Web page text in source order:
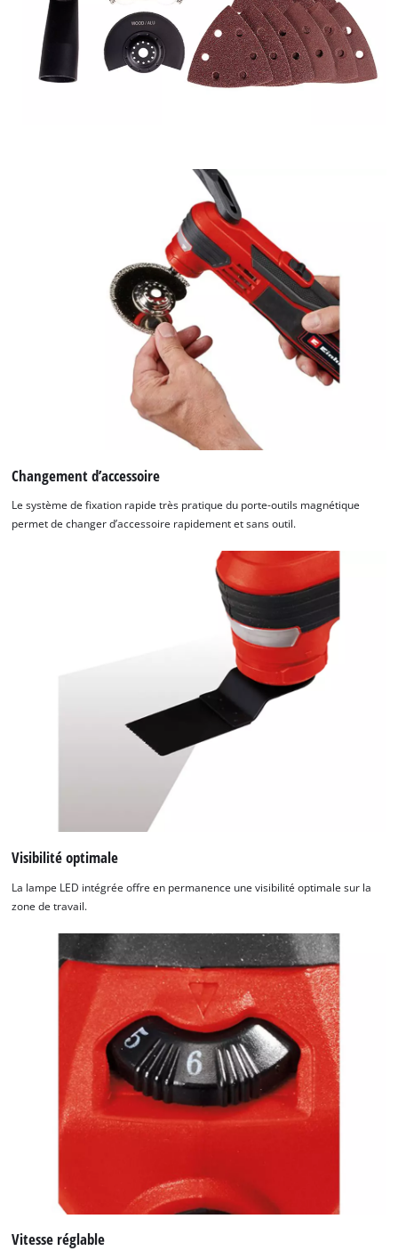
Changement d’accessoire
Le système de fixation rapide très pratique du porte-outils magnétique
permet de changer d’accessoire rapidement et sans outil.
Visibilité optimale
La lampe LED intégrée offre en permanence une visibilité optimale sur la
zone de travail.
Vitesse réglable